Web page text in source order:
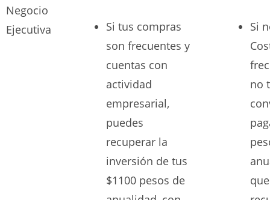
Negocio
Ejecutiva
Si tus compras
son frecuentes y
cuentas con
actividad
empresarial,
puedes
recuperar la
inversión de tus
$1100 pesos de
Si
no